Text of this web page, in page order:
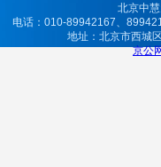
北京中
电话：010-89942167、
地址：北京市西
京公